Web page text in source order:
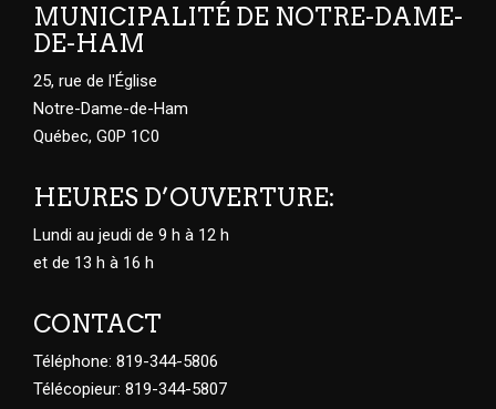
MUNICIPALITÉ DE NOTRE-DAME-
DE-HAM
25, rue de l'Église
Notre-Dame-de-Ham
Québec, G0P 1C0
HEURES D’OUVERTURE:
Lundi au jeudi de 9 h à 12 h
et de 13 h à 16 h
CONTACT
Téléphone: 819-344-5806
Télécopieur: 819-344-5807